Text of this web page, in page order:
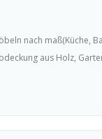
nach maß(Küche,
aus Holz,